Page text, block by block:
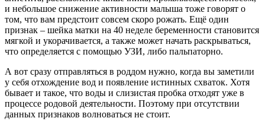
и небольшое снижение активности малыша тоже говорят о
том, что вам предстоит совсем скоро рожать. Ещё один
признак – шейка матки на 40 неделе беременности становится
мягкой и укорачивается, а также может начать раскрываться,
что определяется с помощью УЗИ, либо пальпаторно.
А вот сразу отправляться в роддом нужно, когда вы заметили
у себя отхождение вод и появление истинных схваток. Хотя
бывает и такое, что воды и слизистая пробка отходят уже в
процессе родовой деятельности. Поэтому при отсутствии
данных признаков волноваться не стоит.